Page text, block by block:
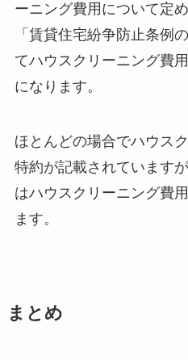
ーニング費用について定
「賃貸住宅紛争防止条例
てハウスクリーニング費
になります。
ほとんどの場合でハウス
特約が記載されています
はハウスクリーニング費
ます。
まとめ